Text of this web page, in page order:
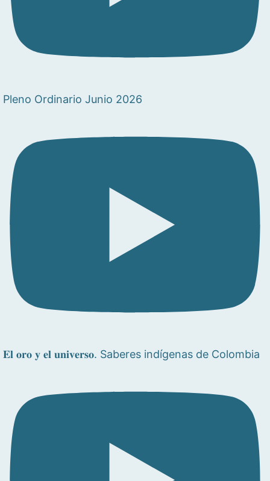
Pleno Ordinario Junio 2026
𝐄𝐥 𝐨𝐫𝐨 𝐲 𝐞𝐥 𝐮𝐧𝐢𝐯𝐞𝐫𝐬𝐨. Saberes indígenas de Colombia